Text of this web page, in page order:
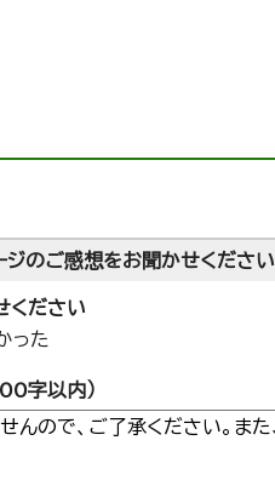
ジのご感想をお聞かせください
ください
った
字以内）